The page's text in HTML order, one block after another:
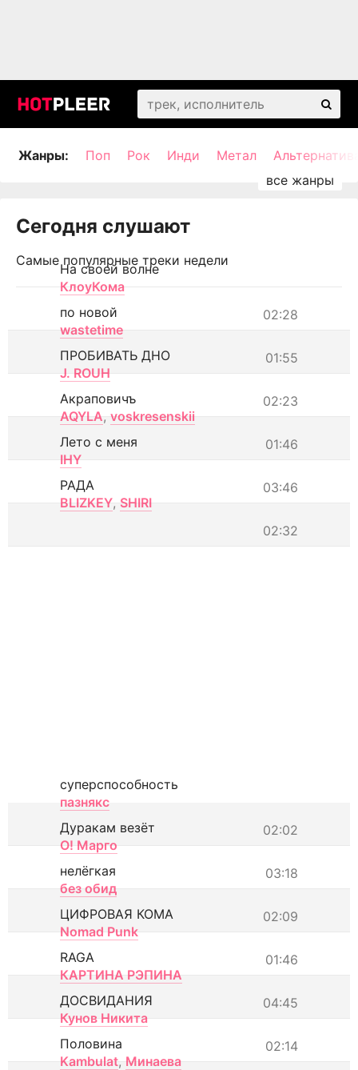
Жанры: Поп Рок Инди Метал
Сегодня слушают
Самые популярные треки недели
На своей волне
КлоуКома
02:28
по новой
wastetime
01:55
ПРОБИВАТЬ ДНО
J. ROUH
02:23
Акраповичъ
AQYLA, voskresenskii
01:46
Лето с меня
IHY
03:46
РАДА
BLIZKEY, SHIRI
02:32
суперспособность
пазнякс
02:02
Дуракам везёт
О! Марго
03:18
нелёгкая
без обид
02:09
ЦИФРОВАЯ КОМА
Nomad Punk
01:46
RAGA
КАРТИНА РЭПИНА
04:45
ДОСВИДАНИЯ
Кунов Никита
02:14
Половина
Kambulat, Минаева